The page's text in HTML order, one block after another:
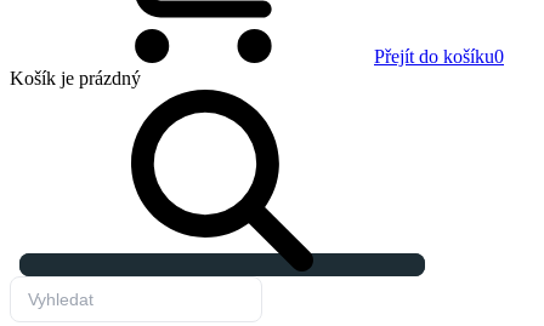
Přejít do košíku0
Košík je prázdný